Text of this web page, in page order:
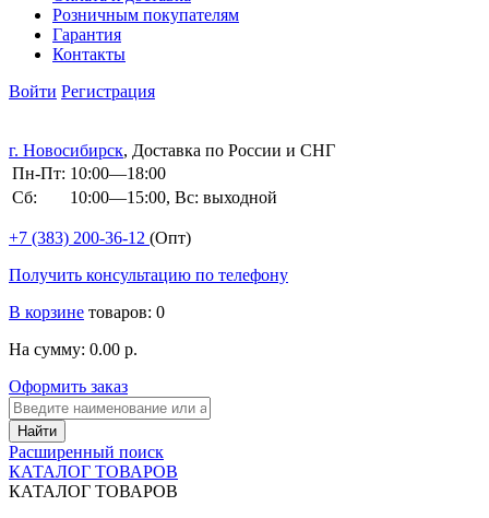
Розничным покупателям
Гарантия
Контакты
Войти Регистрация
г. Новосибирск, Доставка по России и СНГ
Пн-Пт: 10:00—18:00
Сб:
10:00—15:00, Вс: выходной
+7 (383) 200-36-12 (Опт)
Получить консультацию по телефону
В корзине товаров: 0
На сумму: 0.00 р.
Оформить заказ
Расширенный поиск
КАТАЛОГ ТОВАРОВ
КАТАЛОГ ТОВАРОВ